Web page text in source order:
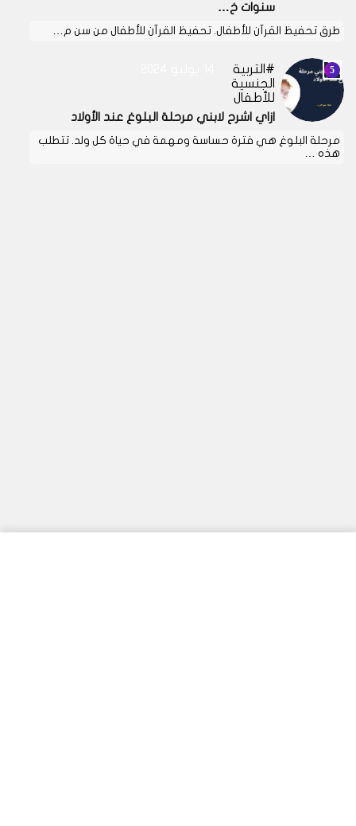
سنوات خ…
طرق تحفيظ القرآن للأطفال. تحفيظ القرآن للأطفال من سن م…
التربية
الجنسية
للأطفال
ازاي اشرح لابني مرحلة البلوغ عند الأولاد
مرحلة البلوغ هي فترة حساسة ومهمة في حياة كل ولد. تتطلب
هذه …